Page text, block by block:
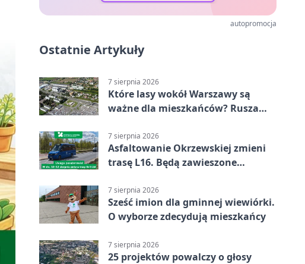
autopromocja
Ostatnie Artykuły
7 sierpnia 2026
Które lasy wokół Warszawy są
ważne dla mieszkańców? Rusza
7 sierpnia 2026
Asfaltowanie Okrzewskiej zmieni
trasę L16. Będą zawieszone
7 sierpnia 2026
Sześć imion dla gminnej wiewiórki.
O wyborze zdecydują mieszkańcy
7 sierpnia 2026
25 projektów powalczy o głosy